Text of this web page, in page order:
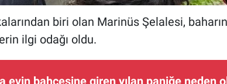
biri olan Marinüs Şelalesi,
ilgi odağı oldu.